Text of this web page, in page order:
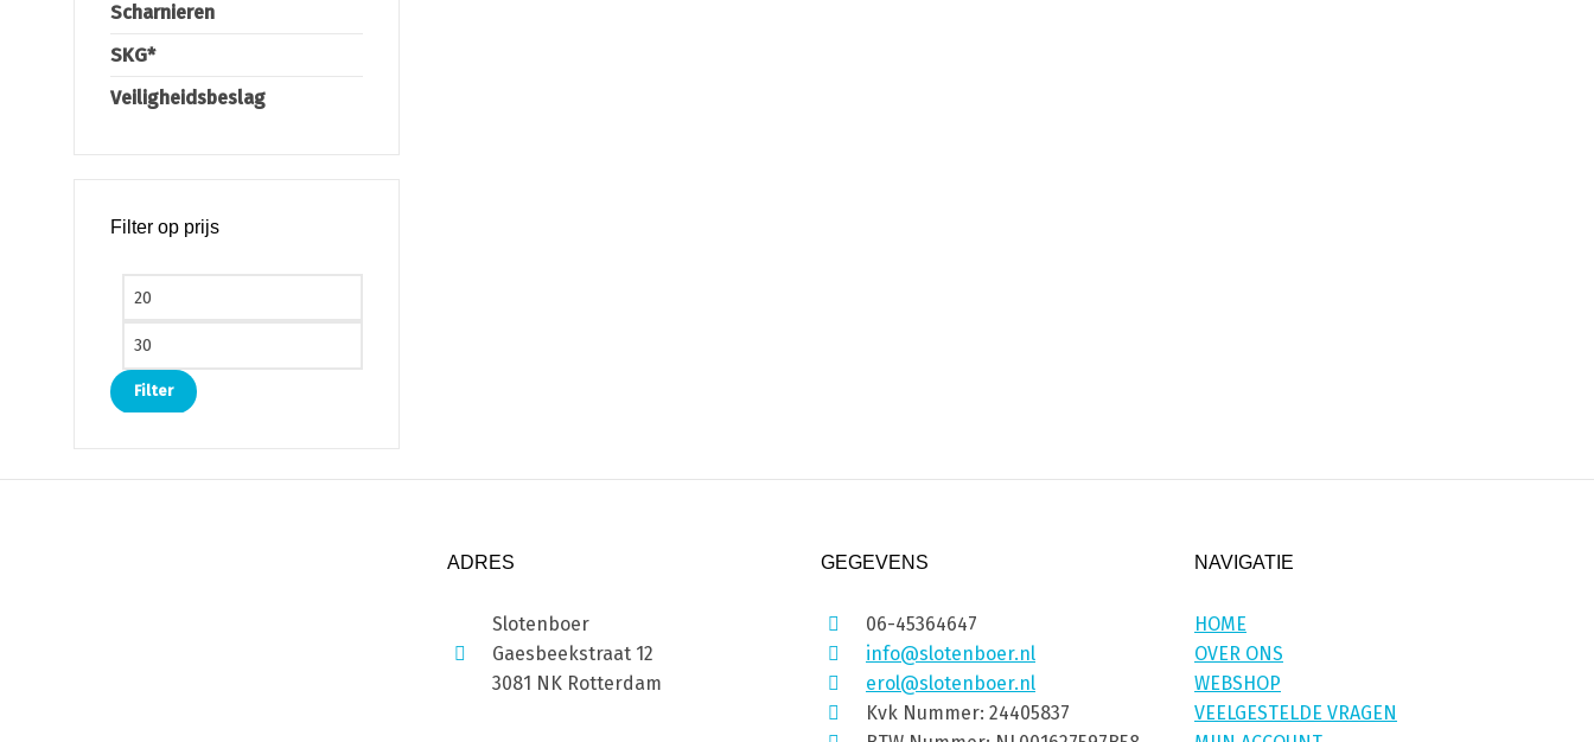
Scharnieren
SKG*
Veiligheidsbeslag
Filter op prijs
Min. prijs
Filter
ADRES
Slotenboer
Gaesbeekstraat 12
3081 NK Rotterdam
GEGEVENS
06-45364647
info@slotenboer.nl
erol@slotenboer.nl
Kvk Nummer: 24405837
NAVIGATIE
HOME
OVER ONS
WEBSHOP
VEELGESTELDE VRAGEN